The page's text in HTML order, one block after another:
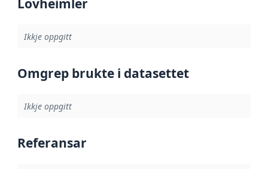
Lovheimler
Ikkje oppgitt
Omgrep brukte i datasettet
Ikkje oppgitt
Referansar